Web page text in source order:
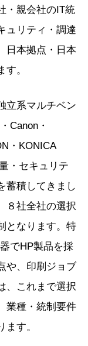
・親会社のIT統
ュリティ・調達
日本拠点・日本
。
立系マルチベン
Canon・
・KONICA
・セキュリテ
蓄積してきまし
８社全社の選択
となります。特
でHP製品を採
や、印刷ジョブ
、これまで選択
業種・統制要件
す。